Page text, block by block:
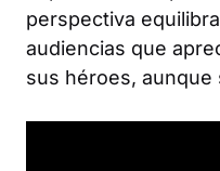
perspectiva
audiencias que
sus héroes,